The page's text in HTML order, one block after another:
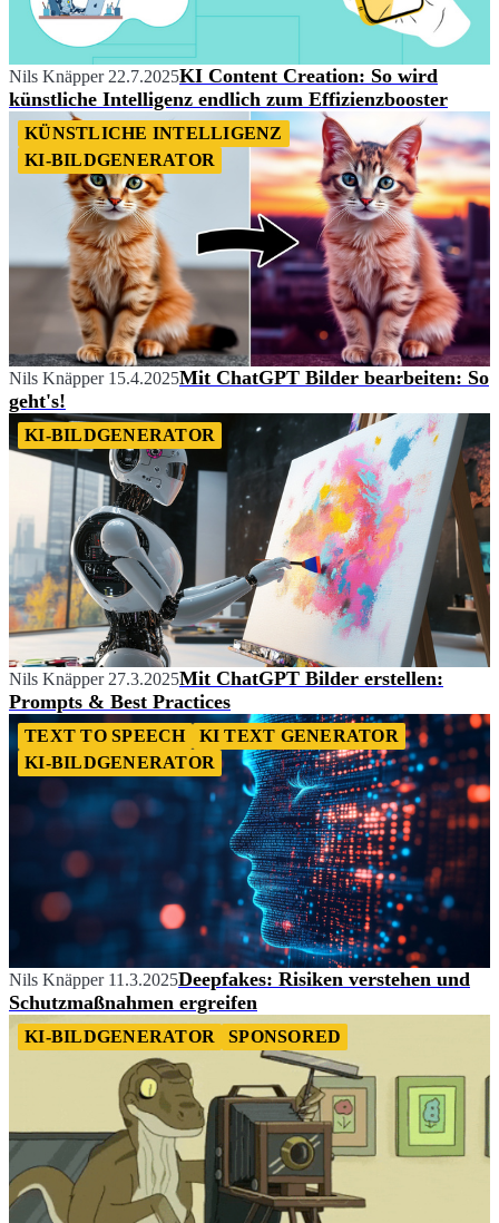
Nils Knäpper 22.7.2025KI Content Creation: So wird
künstliche Intelligenz endlich zum Effizienzbooster
KÜNSTLICHE INTELLIGENZ
KI-BILDGENERATOR
Nils Knäpper 15.4.2025Mit ChatGPT Bilder bearbeiten: So
geht's!
KI-BILDGENERATOR
Nils Knäpper 27.3.2025Mit ChatGPT Bilder erstellen:
Prompts & Best Practices
TEXT TO SPEECH
KI TEXT GENERATOR
KI-BILDGENERATOR
Nils Knäpper 11.3.2025Deepfakes: Risiken verstehen und
Schutzmaßnahmen ergreifen
KI-BILDGENERATOR SPONSORED